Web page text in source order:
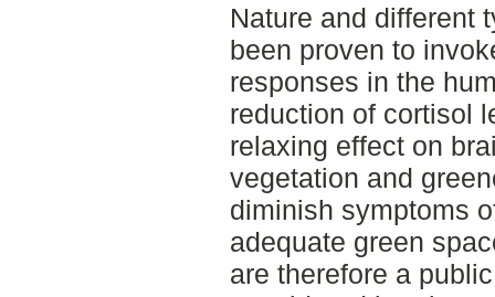
Nature and different
been proven to
responses in the
reduction of cortisol
relaxing effect on
vegetation and
diminish symptoms
adequate green
are therefore a